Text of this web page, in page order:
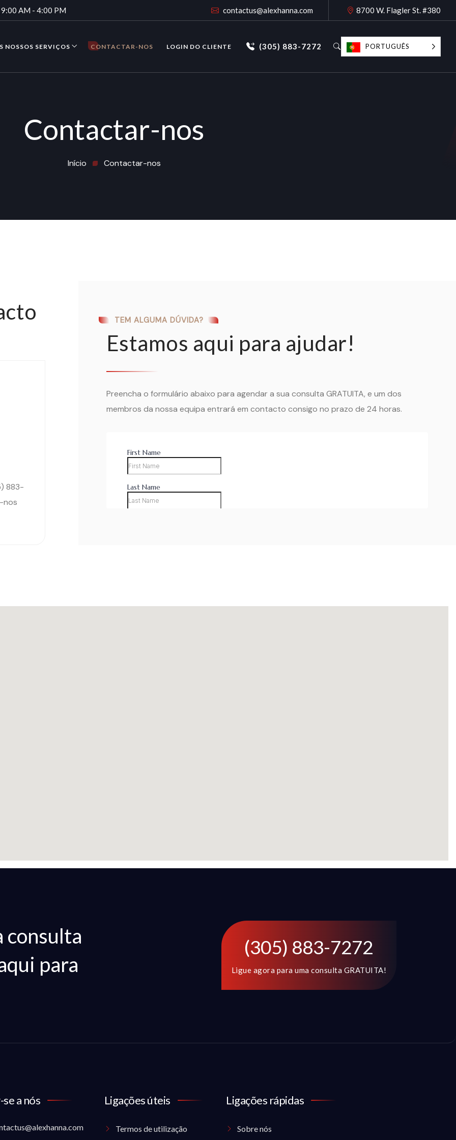
9:00 AM - 4:00 PM contactus@alexhanna.com 8700 W. Flagler St. #380
NOSSOS SERVIÇOS CONTACTAR-NOS LOGIN DO CLIENTE (305) 883-7272 PORTUGUÊS
Contactar-nos
Início Contactar-nos
883-
nos
TEM ALGUMA DÚVIDA?
Estamos aqui para ajudar!
Preencha o formulário abaixo para agendar a sua consulta GRATUITA, e um dos
membros da nossa equipa entrará em contacto consigo no prazo de 24 horas.
consulta
para
(305) 883-7272
Ligue agora para uma consulta GRATUITA!
a nós Ligações úteis
Termos de utilização
Ligações rápidas
Sobre nós